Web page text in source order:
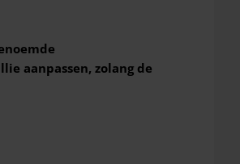
aanpassen, zolang de